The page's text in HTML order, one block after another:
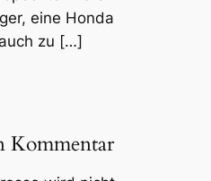
eine Honda
zu […]
Kommentar